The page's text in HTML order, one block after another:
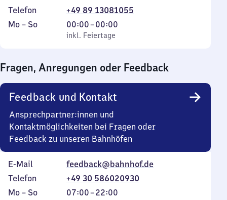
Telefon
+49 89 13081055
Montag
Mo – So,
inkl. Feiertage
00:00–00:00
Von
0
0
Uhr
inkl. Feiertage
Fragen, Anregungen oder Feedback
Feedback und Kontakt
Ansprechpartner:innen und
Kontaktmöglichkeiten bei Fragen oder
Feedback zu unseren Bahnhöfen
E-Mail
feedback@bahnhof.de
Telefon
+49 30 586020930
Montag
Mo – So,
07:00–22:00
Von